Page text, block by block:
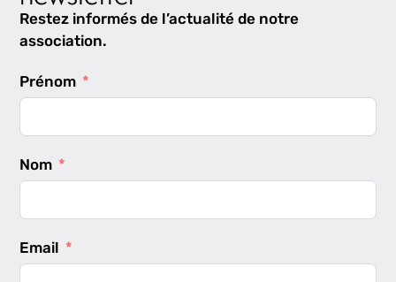
Restez informés de l’actualité de notre
association.
Prénom
Nom
Email